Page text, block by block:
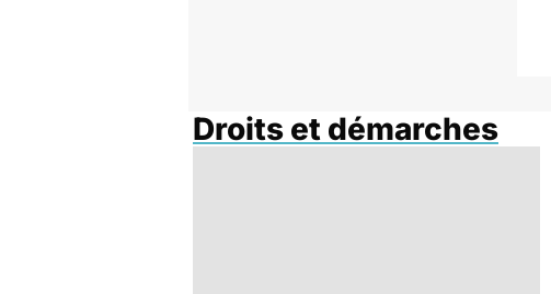
Droits et démarches